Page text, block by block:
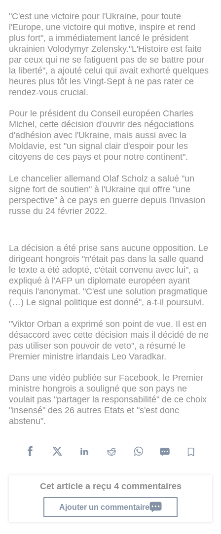
"C'est une victoire pour l'Ukraine, pour toute
l'Europe, une victoire qui motive, inspire et rend
plus fort", a immédiatement lancé le président
ukrainien Volodymyr Zelensky."L'Histoire est faite
par ceux qui ne se fatiguent pas de se battre pour
la liberté", a ajouté celui qui avait exhorté quelques
heures plus tôt les Vingt-Sept à ne pas rater ce
rendez-vous crucial.
Pour le président du Conseil européen Charles
Michel, cette décision d'ouvrir des négociations
d'adhésion avec l'Ukraine, mais aussi avec la
Moldavie, est "un signal clair d'espoir pour les
citoyens de ces pays et pour notre continent".
Le chancelier allemand Olaf Scholz a salué "un
signe fort de soutien" à l'Ukraine qui offre "une
perspective" à ce pays en guerre depuis l'invasion
russe du 24 février 2022.
La décision a été prise sans aucune opposition. Le
dirigeant hongrois "n'était pas dans la salle quand
le texte a été adopté, c'était convenu avec lui", a
expliqué à l'AFP un diplomate européen ayant
requis l'anonymat. "C'est une solution pragmatique
(…) Le signal politique est donné", a-t-il poursuivi.
"Viktor Orban a exprimé son point de vue. Il est en
désaccord avec cette décision mais il décidé de ne
pas utiliser son pouvoir de veto", a résumé le
Premier ministre irlandais Leo Varadkar.
Dans une vidéo publiée sur Facebook, le Premier
ministre hongrois a souligné que son pays ne
voulait pas "partager la responsabilité" de ce choix
"insensé" des 26 autres Etats et "s'est donc
abstenu".
Cet article a reçu 4 commentaires
Ajouter un commentaire